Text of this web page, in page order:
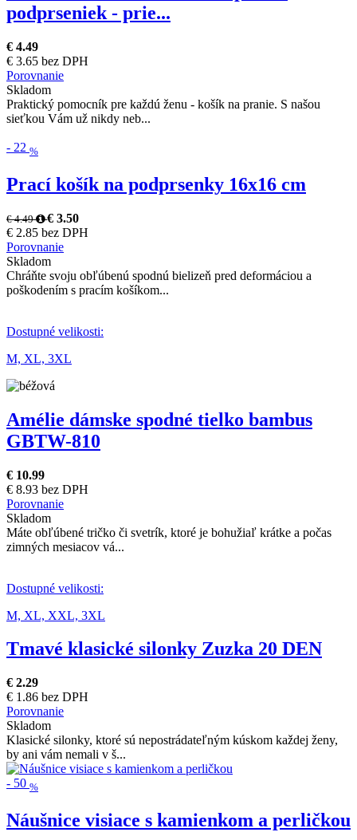
podprseniek - prie...
€ 4.49
€ 3.65 bez DPH
Porovnanie
Skladom
Praktický pomocník pre každú ženu - košík na pranie. S našou
sieťkou Vám už nikdy neb...
- 22 %
Prací košík na podprsenky 16x16 cm
€ 4.49
€ 3.50
€ 2.85 bez DPH
Porovnanie
Skladom
Chráňte svoju obľúbenú spodnú bielizeň pred deformáciou a
poškodením s pracím košíkom...
Dostupné velikosti:
M, XL, 3XL
Amélie dámske spodné tielko bambus
GBTW-810
€ 10.99
€ 8.93 bez DPH
Porovnanie
Skladom
Máte obľúbené tričko či svetrík, ktoré je bohužiaľ krátke a počas
zimných mesiacov vá...
Dostupné velikosti:
M, XL, XXL, 3XL
Tmavé klasické silonky Zuzka 20 DEN
€ 2.29
€ 1.86 bez DPH
Porovnanie
Skladom
Klasické silonky, ktoré sú nepostrádateľným kúskom každej ženy,
by ani vám nemali v š...
- 50 %
Náušnice visiace s kamienkom a perličkou